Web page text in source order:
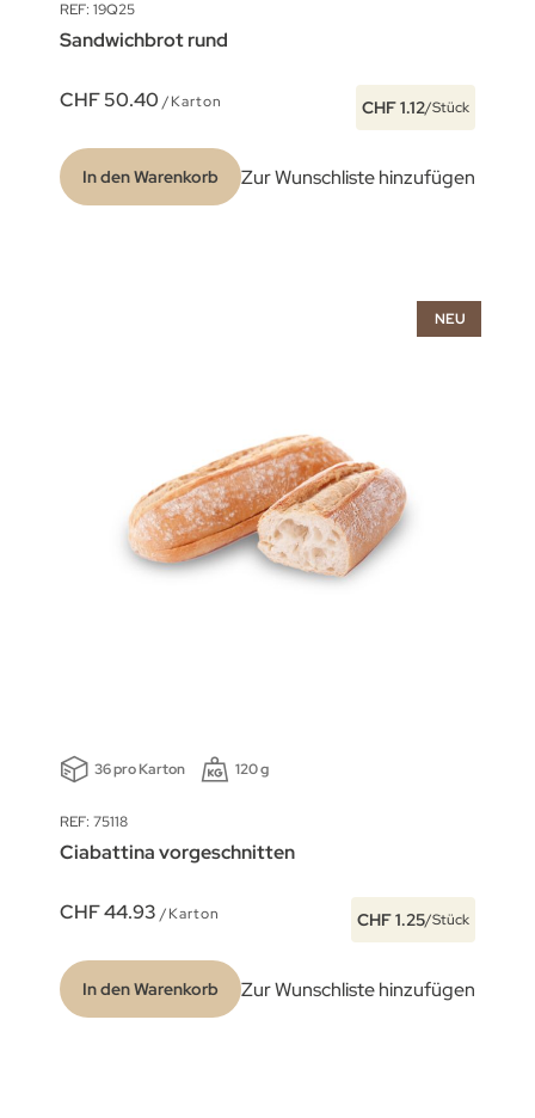
REF: 19Q25
Sandwichbrot rund
CHF 50.40 /Karton CHF 1.12/Stück
In den Warenkorb Zur Wunschliste hinzufügen
NEU
36 pro Karton 120 g
REF: 75118
Ciabattina vorgeschnitten
CHF 44.93 /Karton CHF 1.25/Stück
In den Warenkorb Zur Wunschliste hinzufügen